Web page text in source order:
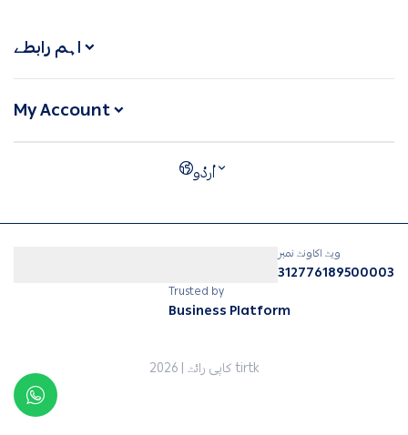
اہم رابطے
My Account
ویٹ اکاونٹ نمبر
312776189500003
Trusted by
Business Platform
کاپی رائٹ | 2026tirtk